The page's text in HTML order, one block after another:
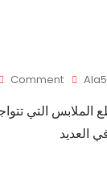
Comment
الملابس التي
العديد